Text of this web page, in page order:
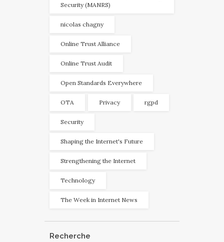
Security (MANRS)
nicolas chagny
Online Trust Alliance
Online Trust Audit
Open Standards Everywhere
OTA Privacy rgpd
Security
Shaping the Internet's Future
Strengthening the Internet
Technology
The Week in Internet News
Recherche